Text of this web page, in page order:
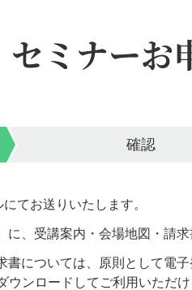
o
o
セミナーお
確認
てお送りいたします。
、受講案内・会場地図・請求
書については、原則として電
ンロードしてご利用いただ